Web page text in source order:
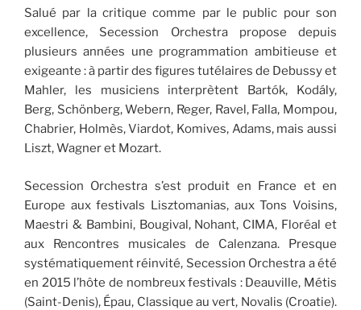
Salué par la critique comme par le public pour son
excellence, Secession Orchestra propose depuis
plusieurs années une programmation ambitieuse et
exigeante : à partir des figures tutélaires de Debussy et
Mahler, les musiciens interprètent Bartók, Kodály,
Berg, Schönberg, Webern, Reger, Ravel, Falla, Mompou,
Chabrier, Holmès, Viardot, Komives, Adams, mais aussi
Liszt, Wagner et Mozart.
Secession Orchestra s’est produit en France et en
Europe aux festivals Lisztomanias, aux Tons Voisins,
Maestri & Bambini, Bougival, Nohant, CIMA, Floréal et
aux Rencontres musicales de Calenzana. Presque
systématiquement réinvité, Secession Orchestra a été
en 2015 l’hôte de nombreux festivals : Deauville, Métis
(Saint-Denis), Épau, Classique au vert, Novalis (Croatie).